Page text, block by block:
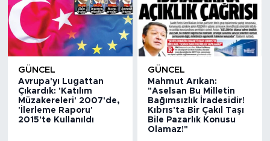
GÜNCEL
Avrupa'yı Lugattan
Çıkardık: 'Katılım
Müzakereleri' 2007'de,
'İlerleme Raporu'
2015'te Kullanıldı
GÜNCEL
Mahmut Arıkan:
"Aselsan Bu Milletin
Bağımsızlık İradesidir!
Kıbrıs'ta Bir Çakıl Taşı
Bile Pazarlık Konusu
Olamaz!"